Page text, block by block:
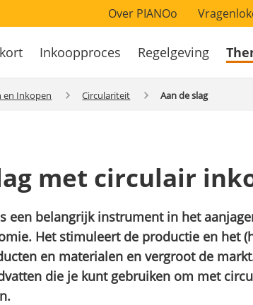
Over PIANOo
Inkoopproces Regelgeving
en Inkopen Circulariteit Aan de slag
met circulair
een belangrijk instrument in het
Het stimuleert de productie en het
en materialen en vergroot de
die je kunt gebruiken om met